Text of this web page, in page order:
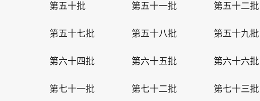
第五十批 第五十一批 第五十二批
第五十七批 第五十八批 第五十九批
第六十四批 第六十五批 第六十六批
第七十一批 第七十二批 第七十三批